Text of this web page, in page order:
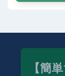
【簡